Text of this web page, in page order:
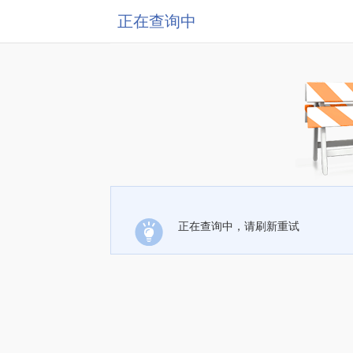
正在查询中
正在查询中，请刷新重试